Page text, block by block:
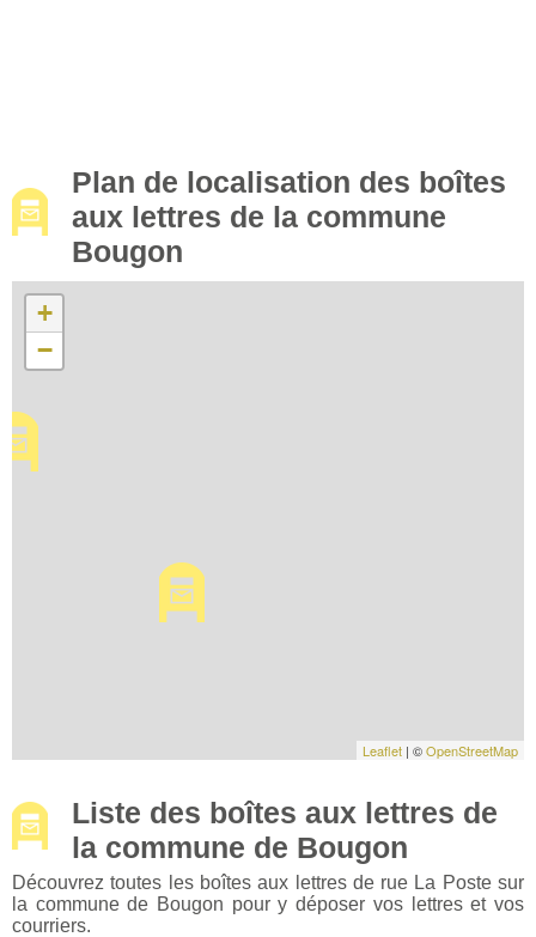
Plan de localisation des boîtes
aux lettres de la commune
Bougon
+
−
Leaflet | ©OpenStreetMap
Liste des boîtes aux lettres de
la commune de Bougon
Découvrez toutes les boîtes aux lettres de rue La Poste sur
la commune de Bougon pour y déposer vos lettres et vos
courriers.